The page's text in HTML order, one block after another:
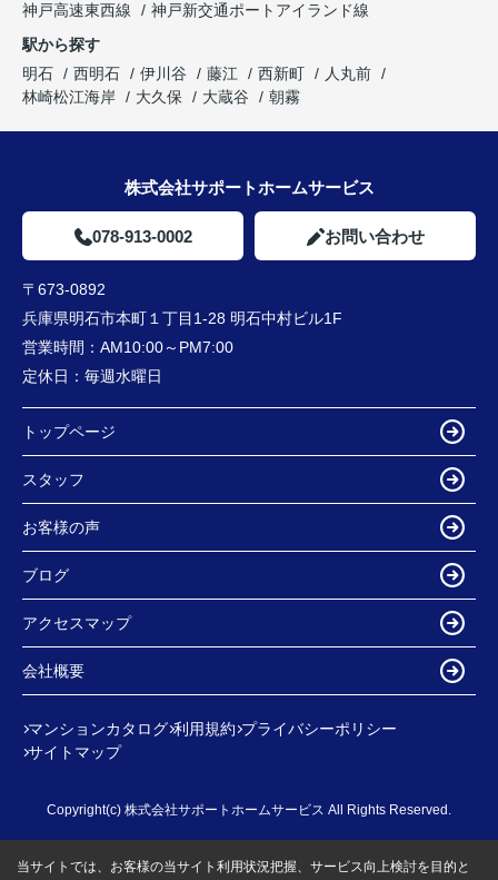
神戸高速東西線
神戸新交通ポートアイランド線
駅から探す
明石
西明石 伊川谷 藤江 西新町
人丸前
林崎松江海岸
大久保 大蔵谷 朝霧
株式会社サポートホームサービス
078-913-0002 お問い合わせ
〒673-0892
兵庫県明石市本町１丁目1-28 明石中村ビル1F
営業時間： AM10:00～PM7:00
定休日： 毎週水曜日
トップページ
スタッフ
お客様の声
ブログ
アクセスマップ
会社概要
マンションカタログ 利用規約 プライバシーポリシー
サイトマップ
Copyright(c) 株式会社サポートホームサービス All Rights Reserved.
当サイトでは、お客様の当サイト利用状況把握、サービス向上検討を目的と